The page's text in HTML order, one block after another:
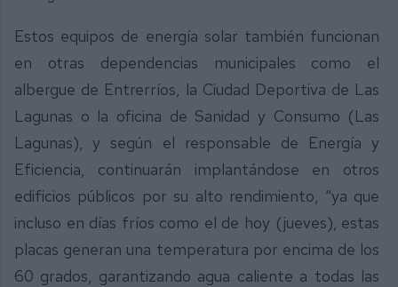
Estos equipos de energía solar también funcionan
en otras dependencias municipales como el
albergue de Entrerríos, la Ciudad Deportiva de Las
Lagunas o la oficina de Sanidad y Consumo (Las
Lagunas), y según el responsable de Energía y
Eficiencia, continuarán implantándose en otros
edificios públicos por su alto rendimiento, “ya que
incluso en días fríos como el de hoy (jueves), estas
placas generan una temperatura por encima de los
60 grados, garantizando agua caliente a todas las